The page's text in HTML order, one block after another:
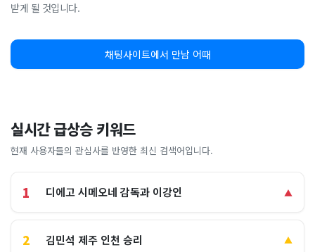
받게 될 것입니다.
채팅사이트에서 만남 어때
실시간 급상승 키워드
현재 사용자들의 관심사를 반영한 최신 검색어입니다.
1 디에고 시메오네 감독과 이강인 ▲
2 김민석 제주 인천 승리 ▲